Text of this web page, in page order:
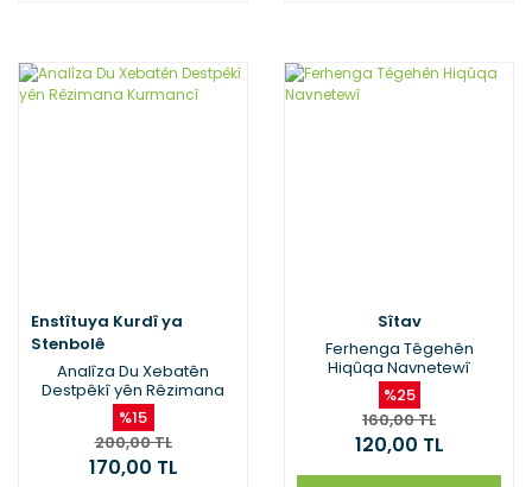
Enstîtuya Kurdî ya
Stenbolê
Analîza Du Xebatên
Destpêkî yên Rêzimana
Kurmancî
%15
200,00 TL
170,00 TL
Sîtav
Ferhenga Têgehên
Hiqûqa Navnetewî
%25
160,00 TL
120,00 TL